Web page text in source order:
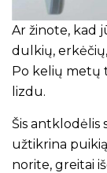
Ar žinote, kad
dulkių,
Po kelių metų
lizdu.
Šis antklodėlis
užtikrina
norite, greitai